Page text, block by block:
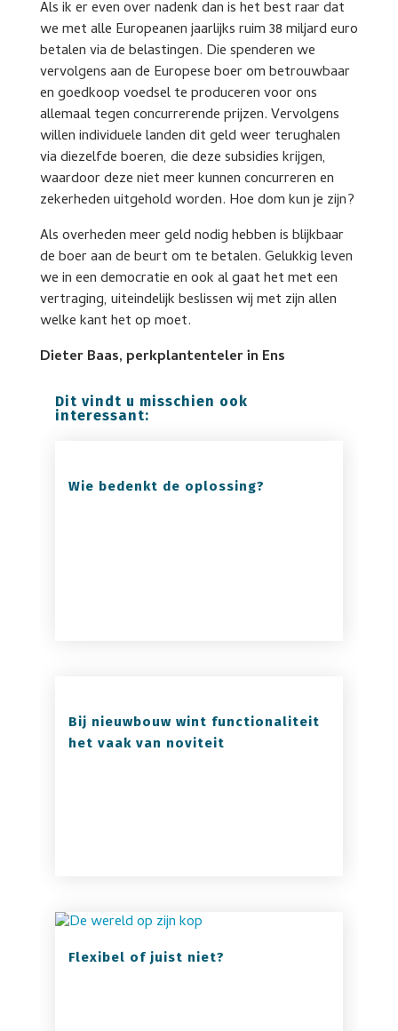
Als ik er even over nadenk dan is het best raar dat
we met alle Europeanen jaarlijks ruim 38 miljard euro
betalen via de belastingen. Die spenderen we
vervolgens aan de Europese boer om betrouwbaar
en goedkoop voedsel te produceren voor ons
allemaal tegen concurrerende prijzen. Vervolgens
willen individuele landen dit geld weer terughalen
via diezelfde boeren, die deze subsidies krijgen,
waardoor deze niet meer kunnen concurreren en
zekerheden uitgehold worden. Hoe dom kun je zijn?
Als overheden meer geld nodig hebben is blijkbaar
de boer aan de beurt om te betalen. Gelukkig leven
we in een democratie en ook al gaat het met een
vertraging, uiteindelijk beslissen wij met zijn allen
welke kant het op moet.
Dieter Baas, perkplantenteler in Ens
Dit vindt u misschien ook
interessant:
Wie bedenkt de oplossing?
Bij nieuwbouw wint functionaliteit
het vaak van noviteit
Flexibel of juist niet?